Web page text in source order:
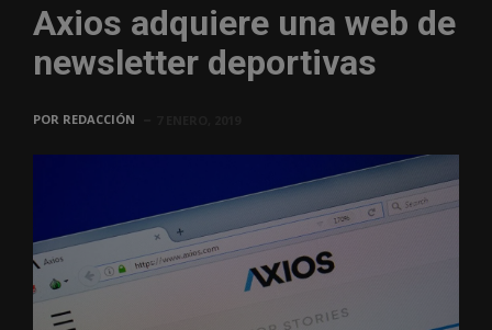
Axios adquiere una web de
newsletter deportivas
POR REDACCIÓN